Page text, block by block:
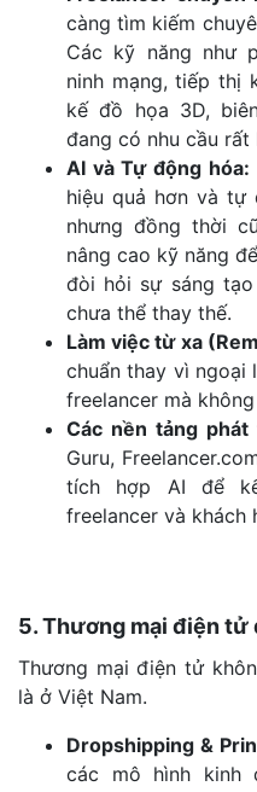
càng tìm kiếm
Các kỹ năng như
ninh mạng, tiếp thị
kế đồ họa 3D,
đang có nhu cầu rất
AI và Tự động hóa:
hiệu quả hơn và tự
nhưng đồng thời
nâng cao kỹ năng
đòi hỏi sự sáng
chưa thể thay thế.
Làm việc từ xa
chuẩn thay vì ngoại
freelancer mà
Các nền tảng phát
Guru,
tích hợp AI để
freelancer và khách
5. Thương mại điện tử
Thương mại điện tử
là ở Việt Nam.
Dropshipping &
các mô hình kinh